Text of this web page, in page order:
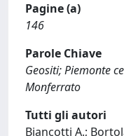
Pagine (a)
146
Parole Chiave
Geositi; Piemonte
Monferrato
Tutti gli autori
Biancotti A.;